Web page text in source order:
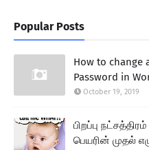
Popular Posts
How to change
Password in
October 19, 2019
பிறப்பு
பெயரின் முதல்